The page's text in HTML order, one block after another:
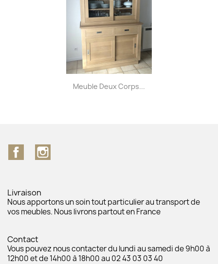
Meuble Deux Corps...
Facebook
Livraison
Nous apportons un soin tout particulier au transport de
vos meubles. Nous livrons partout en France
Contact
Vous pouvez nous contacter du lundi au samedi de 9h00 à
12h00 et de 14h00 à 18h00 au 02 43 03 03 40